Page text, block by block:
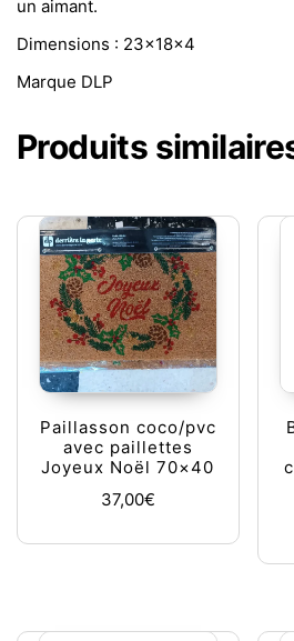
un aimant.
Dimensions : 23x18x4
Marque DLP
Produits
Paillasson coco/pvc
avec paillettes
Joyeux Noël 70×40
37,00€